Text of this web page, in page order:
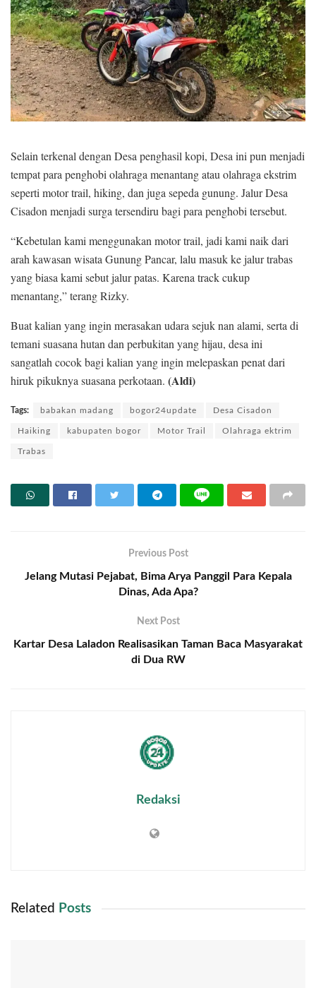
Selain terkenal dengan Desa penghasil kopi, Desa ini pun menjadi
tempat para penghobi olahraga menantang atau olahraga ekstrim
seperti motor trail, hiking, dan juga sepeda gunung. Jalur Desa
Cisadon menjadi surga tersendiru bagi para penghobi tersebut.
“Kebetulan kami menggunakan motor trail, jadi kami naik dari
arah kawasan wisata Gunung Pancar, lalu masuk ke jalur trabas
yang biasa kami sebut jalur patas. Karena track cukup
menantang,” terang Rizky.
Buat kalian yang ingin merasakan udara sejuk nan alami, serta di
temani suasana hutan dan perbukitan yang hijau, desa ini
sangatlah cocok bagi kalian yang ingin melepaskan penat dari
hiruk pikuknya suasana perkotaan. (Aldi)
Tags: babakan madang bogor24update Desa Cisadon
Haiking kabupaten bogor Motor Trail Olahraga ektrim
Trabas
Previous Post
Jelang Mutasi Pejabat, Bima Arya Panggil Para Kepala
Dinas, Ada Apa?
Next Post
Kartar Desa Laladon Realisasikan Taman Baca Masyarakat
di Dua RW
Redaksi
Related Posts